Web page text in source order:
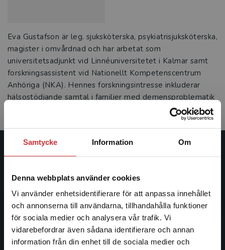
Samtycke Information Om
Denna webbplats använder cookies
Vi använder enhetsidentifierare för att anpassa innehållet
och annonserna till användarna, tillhandahålla funktioner
för sociala medier och analysera vår trafik. Vi
vidarebefordrar även sådana identifierare och annan
information från din enhet till de sociala medier och
Begränsad fraktregion
Eva Gustafson är leg. sjuksköterska, psykiatrisjuksköterska,
magister i omvårdnad och har arbetat som
universitetsadjunkt vid Linnéuniversitetet i Kalmar samt
forskningsassistent vid Nationellt Kompetenscentrum
Anhöriga (NKA). Hennes forskningsintresse inkluderar
hälsostödjande samtal i familjer med demensproblematik
Studentlitteratur
Studentlitteratur grundades 1963 och är idag Sveriges
ledande utbildningsförlag. Med läromedel, kurslitteratur,
facklitteratur, utbildningar och digitala
informationstjänster i utbudet, finns Studentlitteratur med
längs hela kunskapsresan.